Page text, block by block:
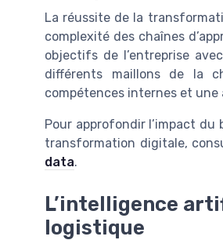
La réussite de la
complexité des chaînes
objectifs de l’entreprise
différents maillons de la
compétences internes et
Pour approfondir l’impact
transformation digitale,
data.
L’intelligence
logistique